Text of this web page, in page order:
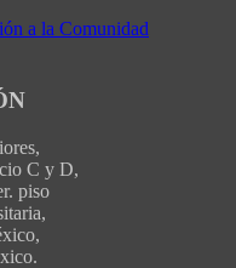
C y D,
piso